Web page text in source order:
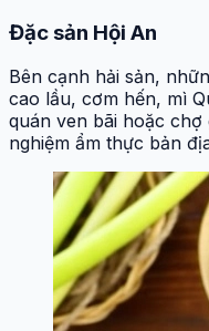
Đặc sản Hội An
Bên cạnh hải sản,
cao lầu, cơm hến, mì
quán ven bãi hoặc
nghiệm ẩm thực bản